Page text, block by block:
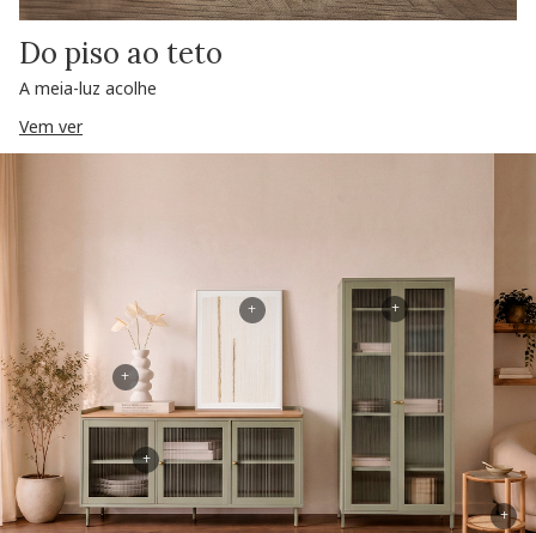
Do piso ao teto
A meia-luz acolhe
Vem ver
+
+
+
+
+